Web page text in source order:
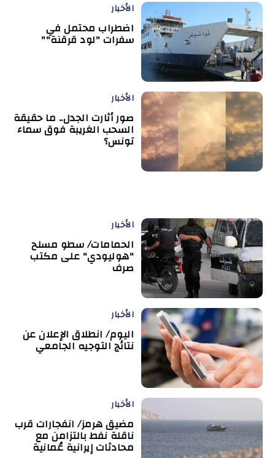
الأخبار
اضطراب محتمل في
سفرات "لود قرقنة""
الأخبار
صور أثارت الجدل.. ما حقيقة
السحب الغريبة فوق سماء
تونس؟
الأخبار
الحمامات/ سطو مسلح
"هوليودي" على مكتب
صرف
الأخبار
اليوم/ انطلاق الإعلان عن
نتائج التوجيه الجامعي
الأخبار
مضيق هرمز/ انفجارات قرب
ناقلة نفط بالتزامن مع
محادثات إيرانية عُمانية